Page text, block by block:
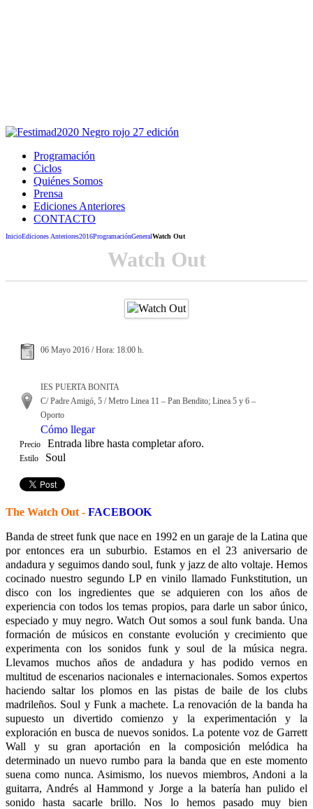
Programación
Ciclos
Quiénes Somos
Prensa
Ediciones Anteriores
CONTACTO
InicioEdiciones Anteriores2016ProgramaciónGeneralWatch Out
Watch Out
06 Mayo 2016 / Hora: 18:00 h.
IES PUERTA BONITA
C/ Padre Amigó, 5 / Metro Linea 11 – Pan Bendito; Linea 5 y 6 –
Oporto
Cómo llegar
Precio Entrada libre hasta completar aforo.
Estilo Soul
The Watch Out - FACEBOOK
Banda de street funk que nace en 1992 en un garaje de la Latina que
por entonces era un suburbio. Estamos en el 23 aniversario de
andadura y seguimos dando soul, funk y jazz de alto voltaje. Hemos
cocinado nuestro segundo LP en vinilo llamado Funkstitution, un
disco con los ingredientes que se adquieren con los años de
experiencia con todos los temas propios, para darle un sabor único,
especiado y muy negro. Watch Out somos a soul funk banda. Una
formación de músicos en constante evolución y crecimiento que
experimenta con los sonidos funk y soul de la música negra.
Llevamos muchos años de andadura y has podido vernos en
multitud de escenarios nacionales e internacionales. Somos expertos
haciendo saltar los plomos en las pistas de baile de los clubs
madrileños. Soul y Funk a machete. La renovación de la banda ha
supuesto un divertido comienzo y la experimentación y la
exploración en busca de nuevos sonidos. La potente voz de Garrett
Wall y su gran aportación en la composición melódica ha
determinado un nuevo rumbo para la banda que en este momento
suena como nunca. Asimismo, los nuevos miembros, Andoni a la
guitarra, Andrés al Hammond y Jorge a la batería han pulido el
sonido hasta sacarle brillo. Nos lo hemos pasado muy bien